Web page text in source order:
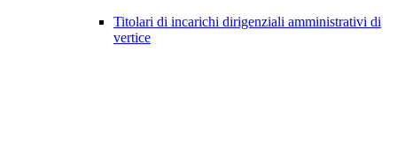
Titolari di incarichi dirigenziali amministrativi di
vertice